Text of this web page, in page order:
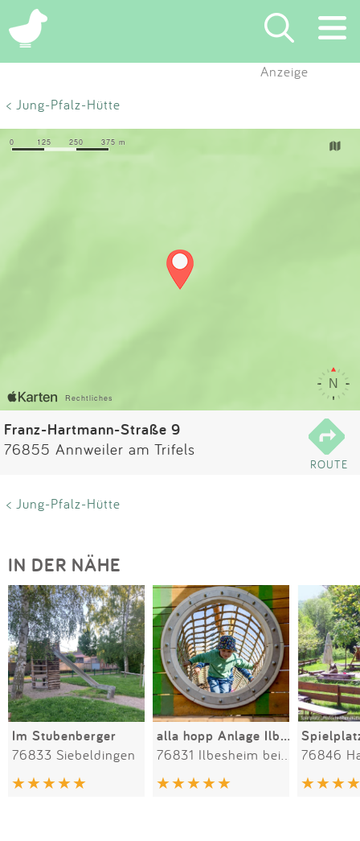
×
Eintragen
Partner
Anmelden
Anzeige
< Jung-Pfalz-Hütte
Franz-Hartmann-Straße 9
76855 Annweiler am Trifels
ROUTE
< Jung-Pfalz-Hütte
IN DER NÄHE
Im Stubenberger
76833 Siebeldingen
alla hopp Anlage Ilbesheim
76846